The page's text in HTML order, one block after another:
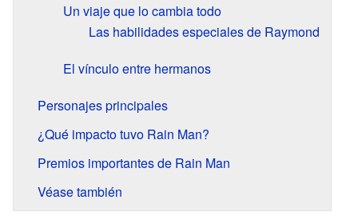
Un viaje que lo cambia todo
Las habilidades especiales de Raymond
El vínculo entre hermanos
Personajes principales
¿Qué impacto tuvo Rain Man?
Premios importantes de Rain Man
Véase también